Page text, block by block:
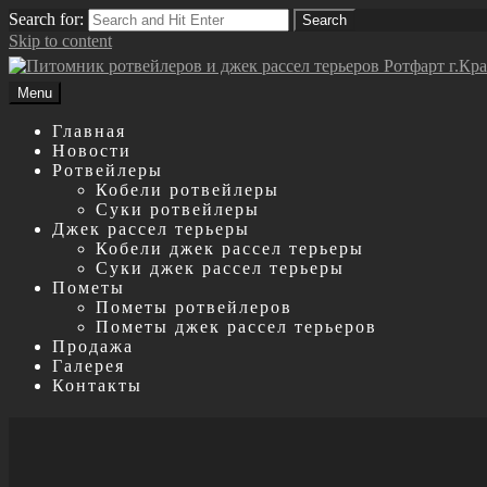
Search for: Search
Skip to content
Menu
Главная
Новости
Ротвейлеры
Кобели ротвейлеры
Суки ротвейлеры
Джек рассел терьеры
Кобели джек рассел терьеры
Суки джек рассел терьеры
Пометы
Пометы ротвейлеров
Пометы джек рассел терьеров
Продажа
Галерея
Контакты